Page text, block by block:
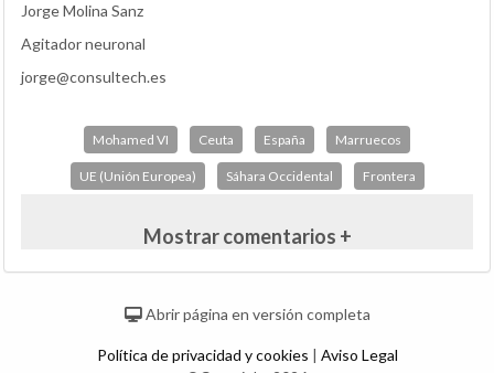
Jorge Molina Sanz
Agitador neuronal
jorge@consultech.es
Mohamed VI Ceuta España Marruecos
UE (Unión Europea) Sáhara Occidental Frontera
Mostrar comentarios +
Abrir página en versión completa
Política de privacidad y cookies | Aviso Legal